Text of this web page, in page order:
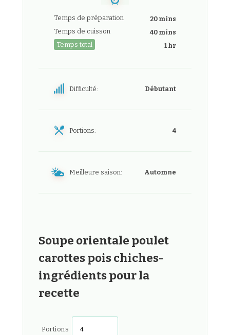
Temps de préparation
20 mins
Temps de cuisson
40 mins
Temps total
1 hr
Difficulté: Débutant
Portions: 4
Meilleure saison: Automne
Soupe orientale poulet
carottes pois chiches-
ingrédients pour la
recette
Portions